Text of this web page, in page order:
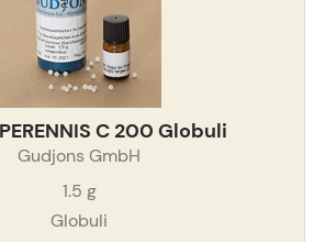
C 200 Globuli
Gudjons GmbH
1.5 g
Globuli